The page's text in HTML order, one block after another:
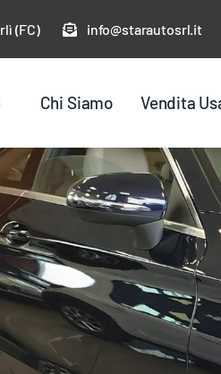
(FC) info@starautosrl.it
Chi Siamo Vendita